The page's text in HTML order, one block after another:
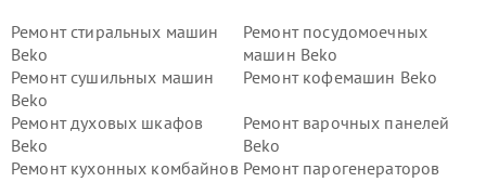
Ремонт стиральных машин
Beko
Ремонт посудомоечных
машин Beko
Ремонт сушильных машин
Beko
Ремонт кофемашин Beko
Ремонт духовых шкафов
Beko
Ремонт варочных панелей
Beko
Ремонт кухонных комбайнов Ремонт парогенераторов